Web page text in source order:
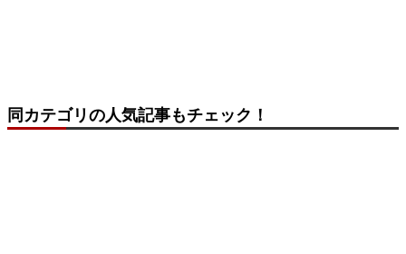
同カテゴリの人気記事もチェック！